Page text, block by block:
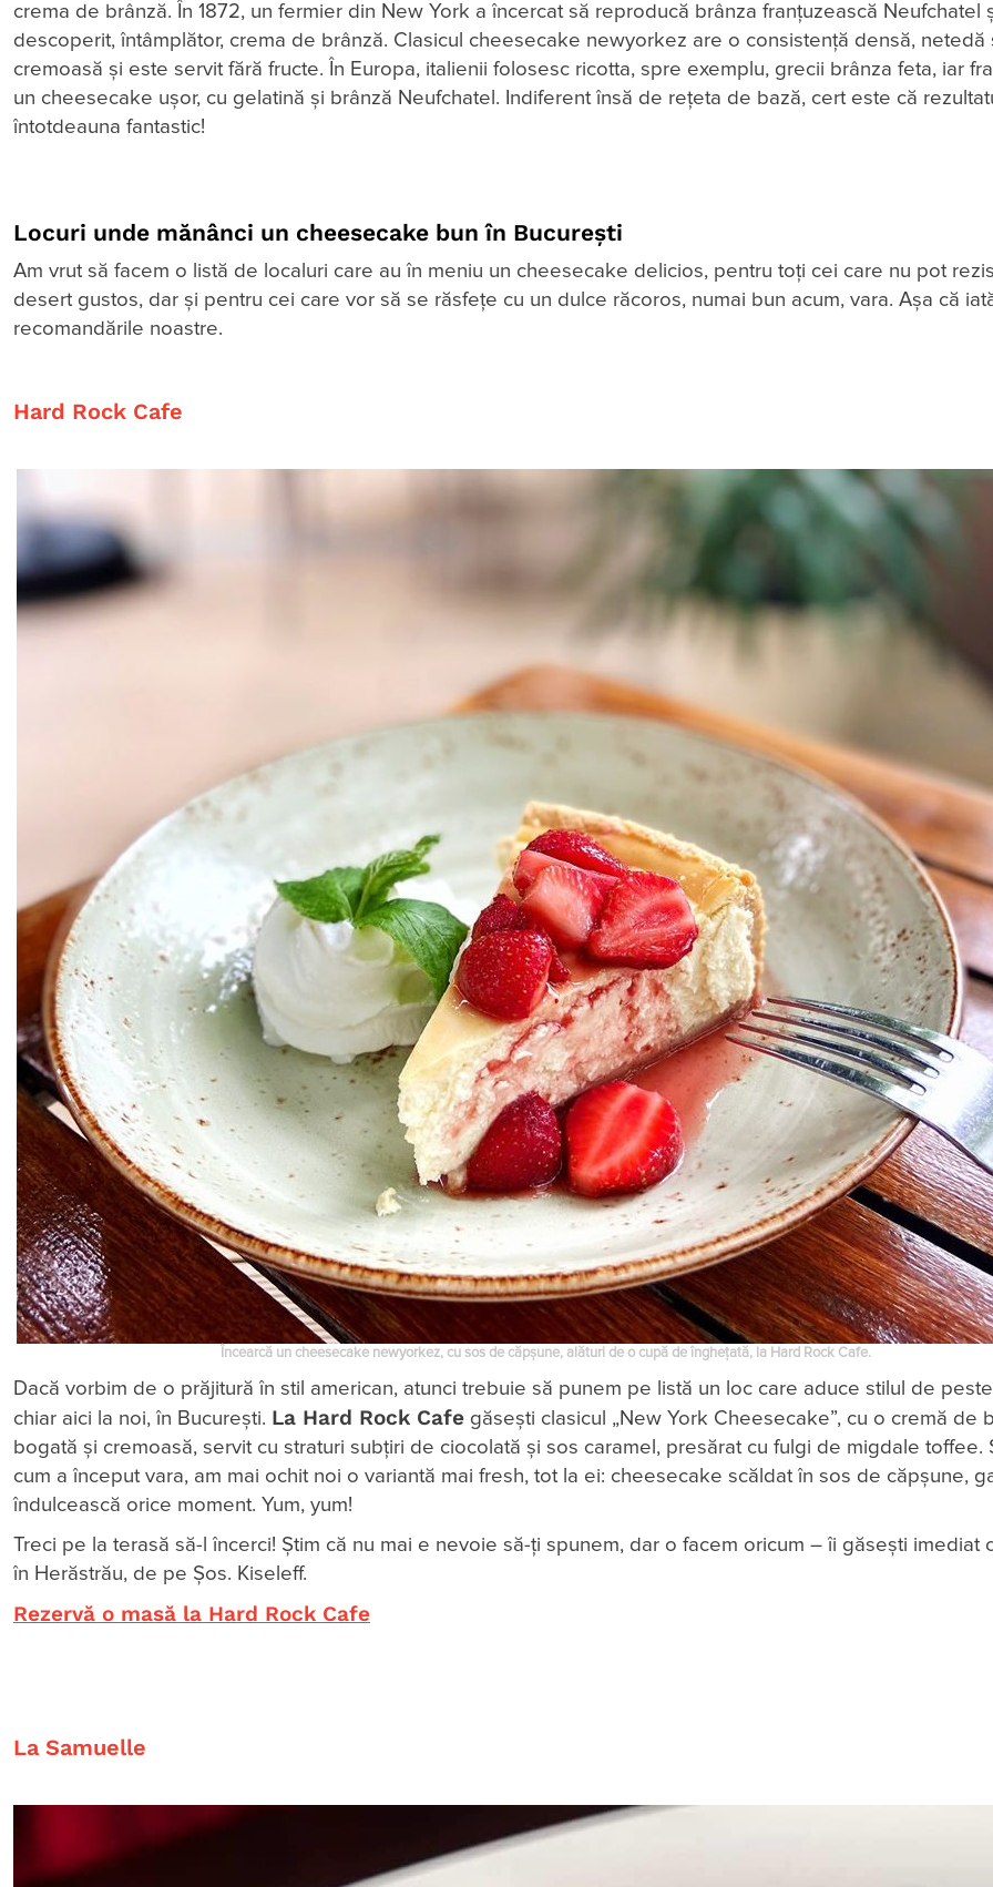
crema de brânză. În 1872, un fermier din New York a încercat să reproducă brânza franțuzească Neufchatel
descoperit, întâmplător, crema de brânză. Clasicul cheesecake newyorkez are o consistență densă, netedă
cremoasă și este servit fără fructe. În Europa, italienii folosesc ricotta, spre exemplu, grecii brânza feta, iar
un cheesecake ușor, cu gelatină și brânză Neufchatel. Indiferent însă de rețeta de bază, cert este că
întotdeauna fantastic!
Locuri unde mănânci un cheesecake bun în București
Am vrut să facem o listă de localuri care au în meniu un cheesecake delicios, pentru toți cei care nu pot
desert gustos, dar și pentru cei care vor să se răsfețe cu un dulce răcoros, numai bun acum, vara. Așa că
recomandările noastre.
Hard Rock Cafe
Încearcă un cheesecake newyorkez, cu sos de căpșune, alături de o cupă de înghețată, la Hard Rock Cafe.
Dacă vorbim de o prăjitură în stil american, atunci trebuie să punem pe listă un loc care aduce stilul de
chiar aici la noi, în București. La Hard Rock Cafe găsești clasicul „New York Cheesecake”, cu o cremă de
bogată și cremoasă, servit cu straturi subțiri de ciocolată și sos caramel, presărat cu fulgi de migdale toffee.
cum a început vara, am mai ochit noi o variantă mai fresh, tot la ei: cheesecake scăldat în sos de căpșune,
îndulcească orice moment. Yum, yum!
Treci pe la terasă să-l încerci! Știm că nu mai e nevoie să-ți spunem, dar o facem oricum – îi găsești imediat
în Herăstrău, de pe Șos. Kiseleff.
Rezervă o masă la Hard Rock Cafe
La Samuelle